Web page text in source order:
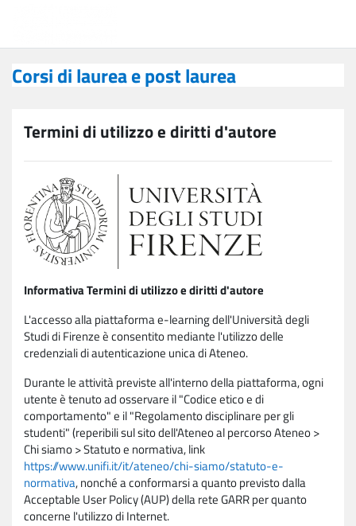
Corsi di laurea e post laurea
Termini di utilizzo e diritti d'autore
Informativa Termini di utilizzo e diritti d'autore
L'accesso alla piattaforma e-learning dell'Università degli
Studi di Firenze è consentito mediante l'utilizzo delle
credenziali di autenticazione unica di Ateneo.
Durante le attività previste all'interno della piattaforma, ogni
utente è tenuto ad osservare il "Codice etico e di
comportamento" e il "Regolamento disciplinare per gli
studenti" (reperibili sul sito dell'Ateneo al percorso Ateneo >
Chi siamo > Statuto e normativa, link
https://www.unifi.it/it/ateneo/chi-siamo/statuto-e-
normativa, nonché a conformarsi a quanto previsto dalla
Acceptable User Policy (AUP) della rete GARR per quanto
concerne l'utilizzo di Internet.